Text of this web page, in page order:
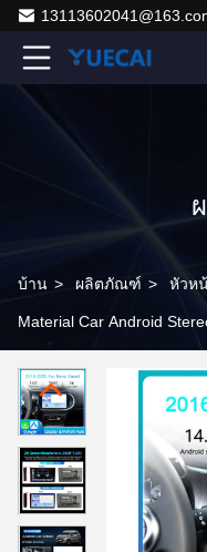
บ้าน > ผลิตภัณฑ์ > หัวห
Material Car Android
MOQ 100PCS